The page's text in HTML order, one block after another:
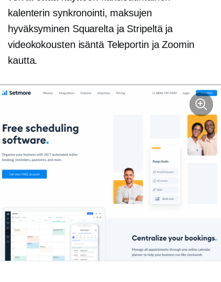
kalenterin synkronointi, maksujen
hyväksyminen Squarelta ja Stripeltä ja
videokokousten isäntä Teleportin ja Zoomin
kautta.